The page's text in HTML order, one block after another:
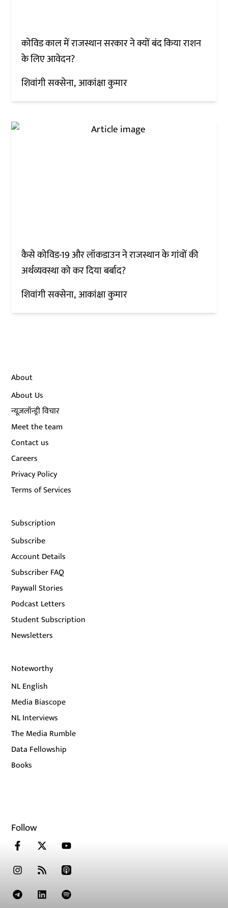
कोविड काल में राजस्थान सरकार ने क्यों बंद किया राशन
के लिए आवेदन?
शिवांगी सक्सेना आकांक्षा कुमार
कैसे कोविड-19 और लॉकडाउन ने राजस्थान के गांवों की
अर्थव्यवस्था को कर दिया बर्बाद?
शिवांगी सक्सेना आकांक्षा कुमार
About
About Us
न्यूज़लॉन्ड्री विचार
Meet the team
Contact us
Careers
Privacy Policy
Terms of Services
Subscription
Subscribe
Account Details
Subscriber FAQ
Paywall Stories
Podcast Letters
Student Subscription
Newsletters
Noteworthy
NL English
Media Biascope
NL Interviews
The Media Rumble
Data Fellowship
Books
Follow